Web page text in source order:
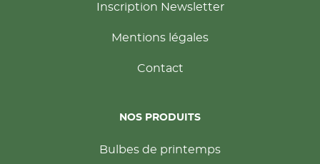
Inscription Newsletter
Mentions légales
Contact
NOS PRODUITS
Bulbes de printemps